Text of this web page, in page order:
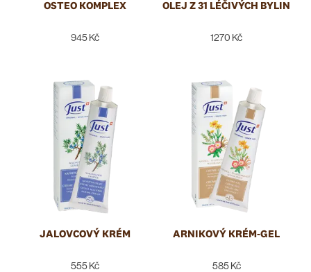
OSTEO KOMPLEX
945 Kč
OLEJ Z 31 LÉČIVÝCH BYLIN
1270 Kč
JALOVCOVÝ KRÉM
555 Kč
ARNIKOVÝ KRÉM-GEL
585 Kč